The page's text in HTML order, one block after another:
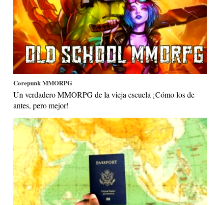
Corepunk MMORPG
Un verdadero MMORPG de la vieja escuela ¡Cómo los de
antes, pero mejor!